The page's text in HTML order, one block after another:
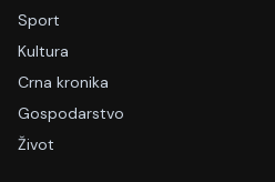
Sport
Kultura
Crna kronika
Gospodarstvo
Život